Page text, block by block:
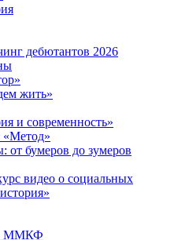
дебютантов 2026
жить»
и современность»
«Метод»
от бумеров до зумеров
видео о социальных
ММКФ